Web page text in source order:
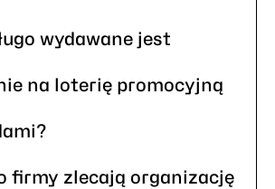
wydawane jest
na loterię promocyjną
firmy zlecają organizację